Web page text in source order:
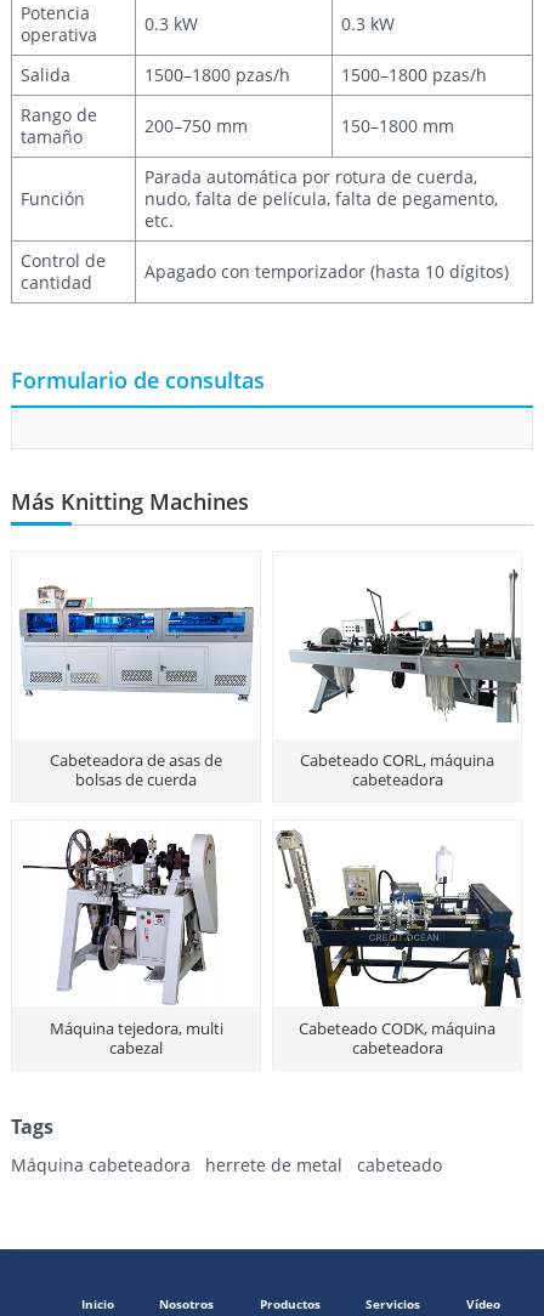
Potencia
operativa
0.3 kW 0.3 kW
Salida 1500–1800 pzas/h
1500–1800 pzas/h
Rango de
tamaño
200–750 mm 150–1800 mm
Función
Parada automática por rotura de cuerda,
nudo, falta de película, falta de pegamento,
etc.
Control de
cantidad
Apagado con temporizador (hasta 10 dígitos)
Formulario de consultas
Más Knitting Machines
Cabeteadora de asas de
bolsas de cuerda
Cabeteado CORL, máquina
cabeteadora
Máquina tejedora, multi
cabezal
Cabeteado CODK, máquina
cabeteadora
Tags
Máquina cabeteadora herrete de metal cabeteado
Inicio Nosotros Productos Servicios Vídeo